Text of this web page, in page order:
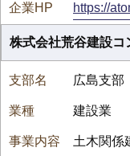
https://
株式会社荒谷建設コ
広島支部
建設業
土木関係